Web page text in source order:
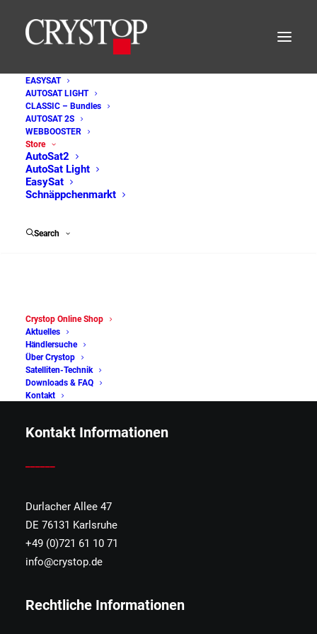
EASYSAT
AUTOSAT LIGHT
CLASSIC – Bundles
AUTOSAT 2S
WEBBOOSTER
Store
AutoSat2
AutoSat Light
EasySat
Schnäppchenmarkt
Search
Crystop Online Shop
Aktuelles
Händlersuche
Über Crystop
Satelliten-Technik
Downloads & FAQ
Kontakt
Crystop Online Shop
ist ein Hersteller von hochwertigen mobilen
Satellitensystemen für Caravan, Wohnmobile und den
professionellen Bedarf wie z.B. Feuerwehr,
Rettungsdienste und mobile Medienübertragung.
Kontakt Informationen
Durlacher Allee 47
DE 76131 Karlsruhe
+49 (0)721 61 10 71
info@crystop.de
Rechtliche Informationen